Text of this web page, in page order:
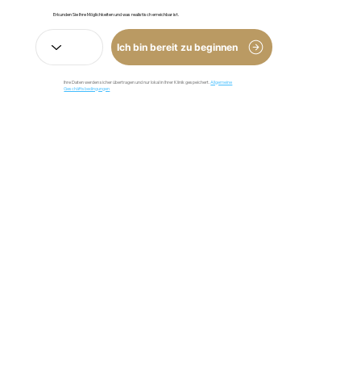
Erkunden Sie Ihre Möglichkeiten und was realistisch erreichbar ist.
Ich bin bereit zu beginnen
Ihre Daten werden sicher übertragen und nur lokal in Ihrer Klinik gespeichert. Allgemeine
Geschäftsbedingungen